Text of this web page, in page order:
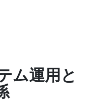
ム運用と